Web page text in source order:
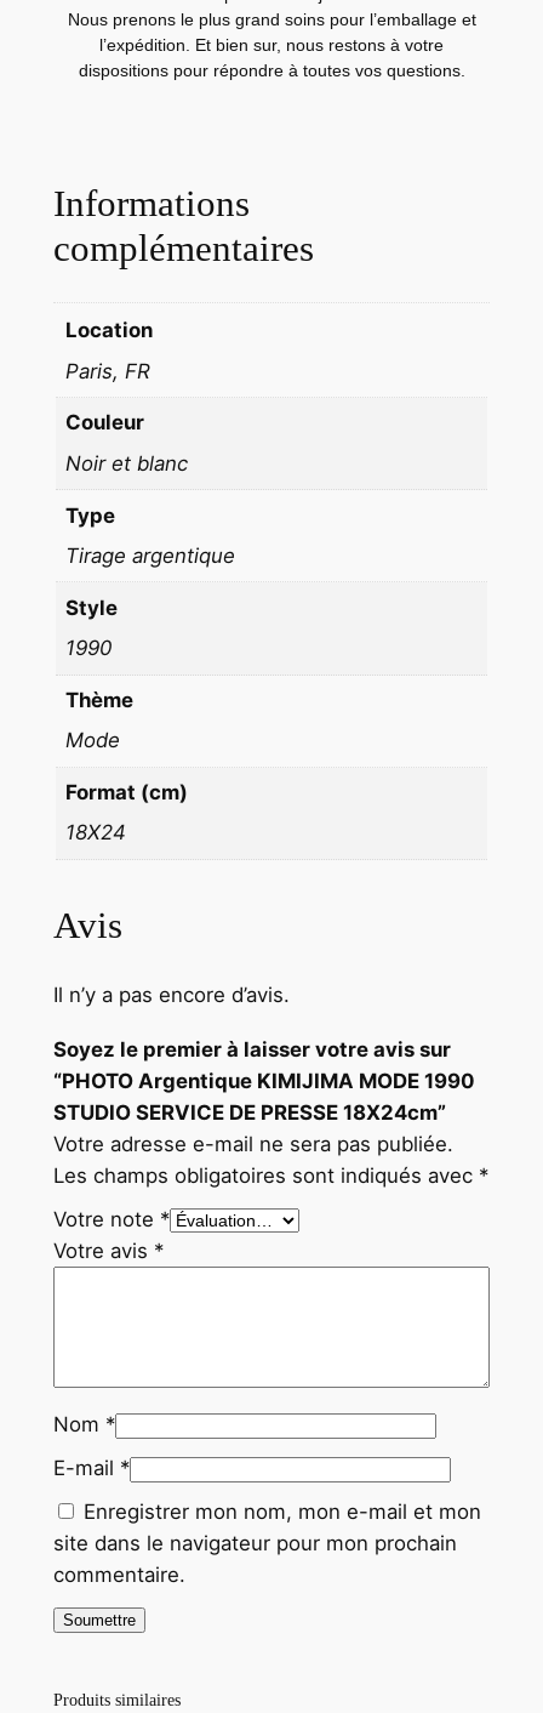
1
9
U
C
E
E
S
1
X
2
4
c
m
Nous prenons le plus grand soins pour l’emballage et
l’expédition. Et bien sur, nous restons à votre
dispositions pour répondre à toutes vos questions.
Informations
complémentaires
Location
Paris, FR
Couleur
Noir et blanc
Type
Tirage argentique
Style
1990
Thème
Mode
Format (cm)
18X24
Avis
Il n’y a pas encore d’avis.
Soyez le premier à laisser votre avis sur
“PHOTO Argentique KIMIJIMA MODE 1990
STUDIO SERVICE DE PRESSE 18X24cm”
Votre adresse e-mail ne sera pas publiée.
Les champs obligatoires sont indiqués avec *
Votre note *
Votre avis *
Nom *
E-mail *
Enregistrer mon nom, mon e-mail et mon
site dans le navigateur pour mon prochain
commentaire.
Produits similaires